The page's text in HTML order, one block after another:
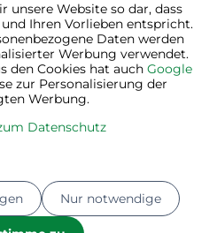
| Alle Rechte vorbehalten
Erklärung zum Datenschutz
unsere Website so dar, dass
Ihren Vorlieben entspricht.
Daten werden
Werbung verwendet.
den Cookies hat auch Google
zur Personalisierung der
Werbung.
Datenschutz
Nur notwendige